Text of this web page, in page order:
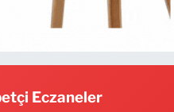
Eczaneler